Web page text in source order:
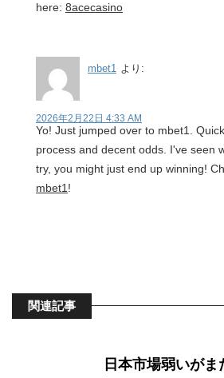
here: 8acecasino
mbet1 より:
2026年2月22日 4:33 AM
Yo! Just jumped over to mbet1.
process and decent odds. I've seen
try, you might just end up winning!
mbet1 !
関連記事
日本市場弱いが